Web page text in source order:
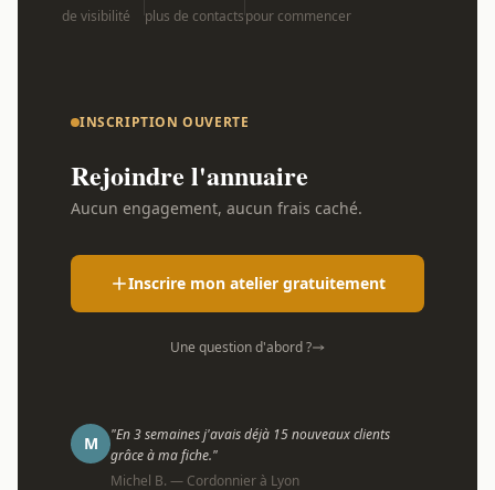
de visibilité plus de contactspour commencer
INSCRIPTION OUVERTE
Rejoindre l'annuaire
Aucun engagement, aucun frais caché.
Inscrire mon atelier gratuitement
Une question d'abord ?
M
"En 3 semaines j'avais déjà 15 nouveaux clients
grâce à ma fiche."
Michel B. — Cordonnier à Lyon